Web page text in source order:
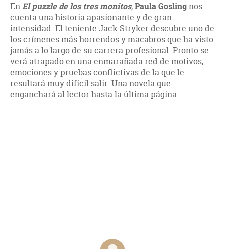
En El puzzle de los tres monitos,Paula Goslingnos
cuenta una historia apasionante y de gran
intensidad. El teniente Jack Stryker descubre uno de
los crímenes más horrendos y macabros que ha visto
jamás a lo largo de su carrera profesional. Pronto se
verá atrapado en una enmarañada red de motivos,
emociones y pruebas conflictivas de la que le
resultará muy difícil salir. Una novela que
enganchará al lector hasta la última página.